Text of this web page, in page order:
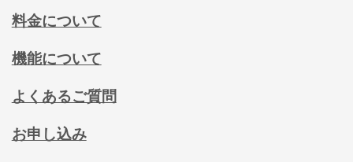
料金について
機能について
よくあるご質問
お申し込み